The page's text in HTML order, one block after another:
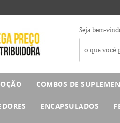
Seja bem-
COMBOS DE
ENCAPSULADOS